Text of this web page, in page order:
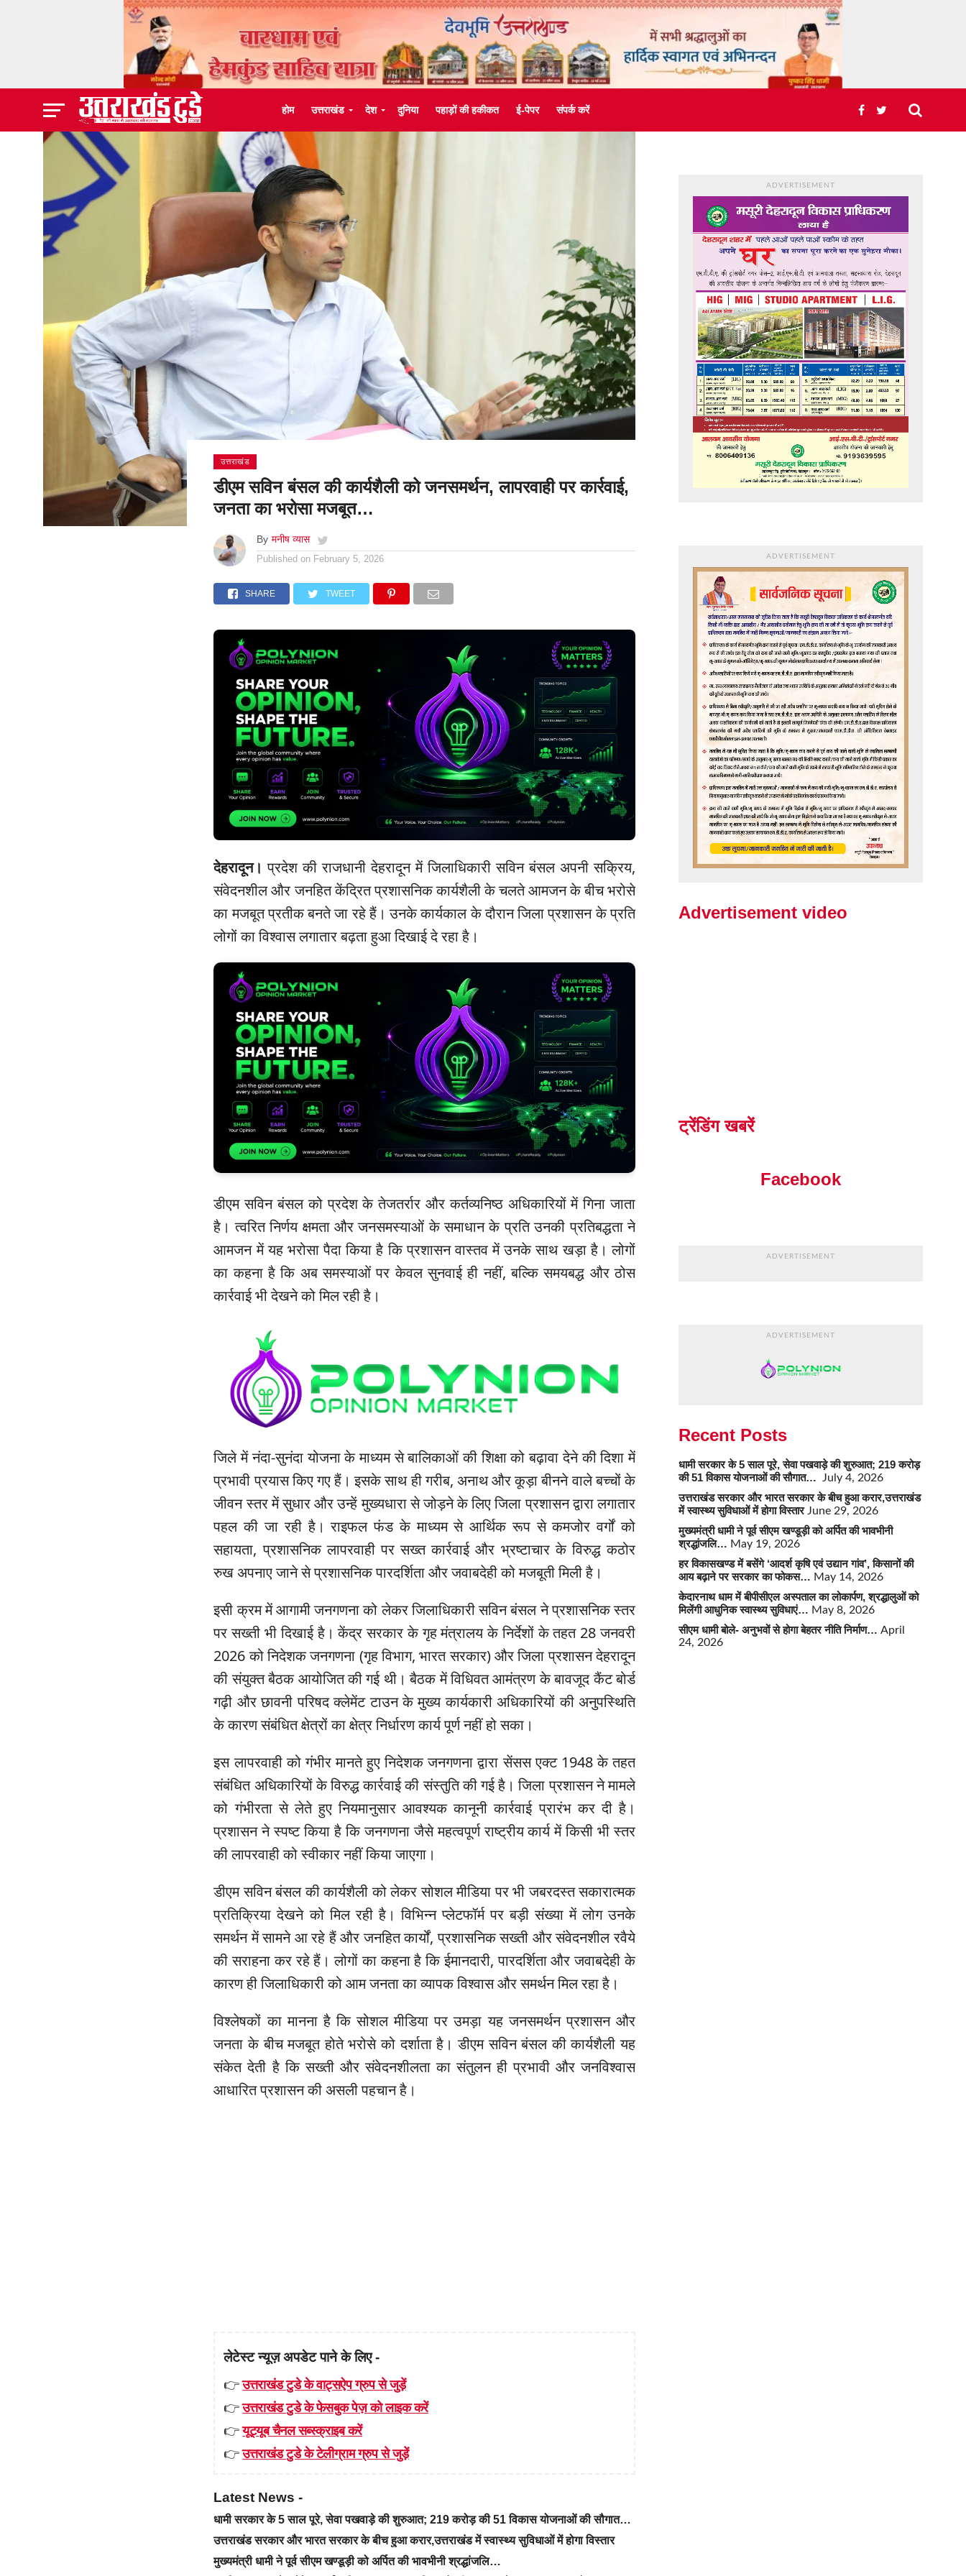
होम उत्तराखंड देश दुनिया पहाड़ों की हकीकत ई-पेपर संपर्क करें
उत्तराखंड
डीएम सविन बंसल की कार्यशैली को जनसमर्थन, लापरवाही पर कार्रवाई,
जनता का भरोसा मजबूत…
By मनीष व्यास
Published on February 5, 2026
SHARE TWEET
देहरादून। प्रदेश की राजधानी देहरादून में जिलाधिकारी सविन बंसल अपनी सक्रिय,
संवेदनशील और जनहित केंद्रित प्रशासनिक कार्यशैली के चलते आमजन के बीच भरोसे
का मजबूत प्रतीक बनते जा रहे हैं। उनके कार्यकाल के दौरान जिला प्रशासन के प्रति
लोगों का विश्वास लगातार बढ़ता हुआ दिखाई दे रहा है।
डीएम सविन बंसल को प्रदेश के तेजतर्रार और कर्तव्यनिष्ठ अधिकारियों में गिना जाता
है। त्वरित निर्णय क्षमता और जनसमस्याओं के समाधान के प्रति उनकी प्रतिबद्धता ने
आमजन में यह भरोसा पैदा किया है कि प्रशासन वास्तव में उनके साथ खड़ा है। लोगों
का कहना है कि अब समस्याओं पर केवल सुनवाई ही नहीं, बल्कि समयबद्ध और ठोस
कार्रवाई भी देखने को मिल रही है।
जिले में नंदा-सुनंदा योजना के माध्यम से बालिकाओं की शिक्षा को बढ़ावा देने की दिशा में
प्रभावी प्रयास किए गए हैं। इसके साथ ही गरीब, अनाथ और कूड़ा बीनने वाले बच्चों के
जीवन स्तर में सुधार और उन्हें मुख्यधारा से जोड़ने के लिए जिला प्रशासन द्वारा लगातार
पहल की जा रही है। राइफल फंड के माध्यम से आर्थिक रूप से कमजोर वर्गों को
सहायता, प्रशासनिक लापरवाही पर सख्त कार्रवाई और भ्रष्टाचार के विरुद्ध कठोर
रुख अपनाए जाने से प्रशासनिक पारदर्शिता और जवाबदेही को मजबूती मिली है।
इसी क्रम में आगामी जनगणना को लेकर जिलाधिकारी सविन बंसल ने प्रशासनिक स्तर
पर सख्ती भी दिखाई है। केंद्र सरकार के गृह मंत्रालय के निर्देशों के तहत 28 जनवरी
2026 को निदेशक जनगणना (गृह विभाग, भारत सरकार) और जिला प्रशासन देहरादून
की संयुक्त बैठक आयोजित की गई थी। बैठक में विधिवत आमंत्रण के बावजूद कैंट बोर्ड
गढ़ी और छावनी परिषद क्लेमेंट टाउन के मुख्य कार्यकारी अधिकारियों की अनुपस्थिति
के कारण संबंधित क्षेत्रों का क्षेत्र निर्धारण कार्य पूर्ण नहीं हो सका।
इस लापरवाही को गंभीर मानते हुए निदेशक जनगणना द्वारा सेंसस एक्ट 1948 के तहत
संबंधित अधिकारियों के विरुद्ध कार्रवाई की संस्तुति की गई है। जिला प्रशासन ने मामले
को गंभीरता से लेते हुए नियमानुसार आवश्यक कानूनी कार्रवाई प्रारंभ कर दी है।
प्रशासन ने स्पष्ट किया है कि जनगणना जैसे महत्वपूर्ण राष्ट्रीय कार्य में किसी भी स्तर
की लापरवाही को स्वीकार नहीं किया जाएगा।
डीएम सविन बंसल की कार्यशैली को लेकर सोशल मीडिया पर भी जबरदस्त सकारात्मक
प्रतिक्रिया देखने को मिल रही है। विभिन्न प्लेटफॉर्म पर बड़ी संख्या में लोग उनके
समर्थन में सामने आ रहे हैं और जनहित कार्यों, प्रशासनिक सख्ती और संवेदनशील रवैये
की सराहना कर रहे हैं। लोगों का कहना है कि ईमानदारी, पारदर्शिता और जवाबदेही के
कारण ही जिलाधिकारी को आम जनता का व्यापक विश्वास और समर्थन मिल रहा है।
विश्लेषकों का मानना है कि सोशल मीडिया पर उमड़ा यह जनसमर्थन प्रशासन और
जनता के बीच मजबूत होते भरोसे को दर्शाता है। डीएम सविन बंसल की कार्यशैली यह
संकेत देती है कि सख्ती और संवेदनशीलता का संतुलन ही प्रभावी और जनविश्वास
आधारित प्रशासन की असली पहचान है।
लेटेस्ट न्यूज़ अपडेट पाने के लिए -
👉उत्तराखंड टुडे के वाट्सऐप ग्रुप से जुड़ें
👉उत्तराखंड टुडे के फेसबुक पेज़ को लाइक करें
👉यूट्यूब चैनल सब्स्क्राइब करें
👉उत्तराखंड टुडे के टेलीग्राम ग्रुप से जुड़ें
Latest News -
धामी सरकार के 5 साल पूरे, सेवा पखवाड़े की शुरुआत; 219 करोड़ की 51 विकास योजनाओं की सौगात…
उत्तराखंड सरकार और भारत सरकार के बीच हुआ करार,उत्तराखंड में स्वास्थ्य सुविधाओं में होगा विस्तार
मुख्यमंत्री धामी ने पूर्व सीएम खण्डूड़ी को अर्पित की भावभीनी श्रद्धांजलि…
ADVERTISEMENT
ADVERTISEMENT
Advertisement video
ट्रेंडिंग खबरें
Facebook
ADVERTISEMENT
ADVERTISEMENT
Recent Posts
धामी सरकार के 5 साल पूरे, सेवा पखवाड़े की शुरुआत; 219 करोड़
की 51 विकास योजनाओं की सौगात… July 4, 2026
उत्तराखंड सरकार और भारत सरकार के बीच हुआ करार,उत्तराखंड
में स्वास्थ्य सुविधाओं में होगा विस्तार June 29, 2026
मुख्यमंत्री धामी ने पूर्व सीएम खण्डूड़ी को अर्पित की भावभीनी
श्रद्धांजलि… May 19, 2026
हर विकासखण्ड में बसेंगे ‘आदर्श कृषि एवं उद्यान गांव’, किसानों की
आय बढ़ाने पर सरकार का फोकस… May 14, 2026
केदारनाथ धाम में बीपीसीएल अस्पताल का लोकार्पण, श्रद्धालुओं को
मिलेंगी आधुनिक स्वास्थ्य सुविधाएं… May 8, 2026
सीएम धामी बोले- अनुभवों से होगा बेहतर नीति निर्माण… April
24, 2026